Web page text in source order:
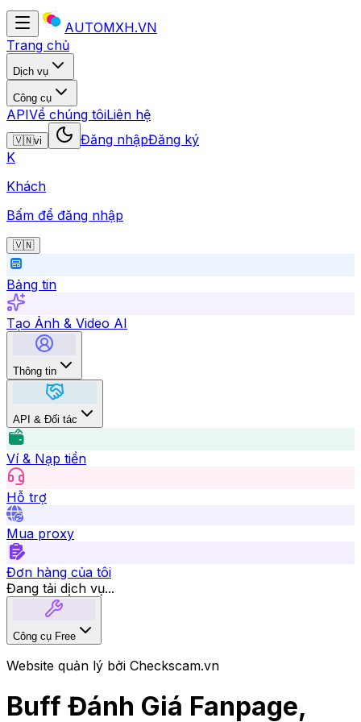
AUTOMXH.VN
Trang chủ
Dịch vụ
Công cụ
APIVề chúng tôiLiên hệ
🇻🇳vi Đăng nhậpĐăng ký
K
Khách
Bấm để đăng nhập
🇻🇳
Bảng tin
Tạo Ảnh & Video AI
Thông tin
API & Đối tác
Ví & Nạp tiền
Hỗ trợ
Mua proxy
Đơn hàng của tôi
Đang tải dịch vụ...
Công cụ Free
Website quản lý bởi Checkscam.vn
Buff Đánh Giá Fanpage,